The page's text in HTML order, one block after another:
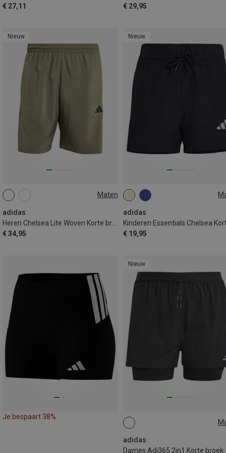
€ 27,11 € 29,95
Nieuw
Maten
adidas
€ 34,95
S M
Nieuw
adidas
€ 19,95
128
170
Je bespaart 38%
Nieuw
adidas
Dames Adi365 2in1 Korte broek
XS